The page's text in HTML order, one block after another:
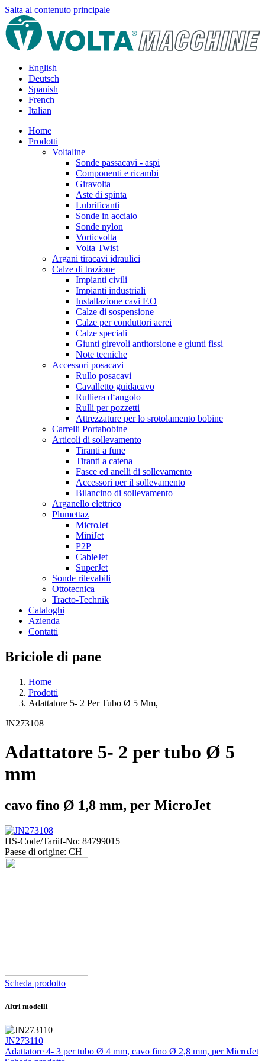
Salta al contenuto principale
English
Deutsch
Spanish
French
Italian
Home
Prodotti
Voltaline
Sonde passacavi - aspi
Componenti e ricambi
Giravolta
Aste di spinta
Lubrificanti
Sonde in acciaio
Sonde nylon
Vorticvolta
Volta Twist
Argani tiracavi idraulici
Calze di trazione
Impianti civili
Impianti industriali
Installazione cavi F.O
Calze di sospensione
Calze per conduttori aerei
Calze speciali
Giunti girevoli antitorsione e giunti fissi
Note tecniche
Accessori posacavi
Rullo posacavi
Cavalletto guidacavo
Rulliera d‘angolo
Rulli per pozzetti
Attrezzature per lo srotolamento bobine
Carrelli Portabobine
Articoli di sollevamento
Tiranti a fune
Tiranti a catena
Fasce ed anelli di sollevamento
Accessori per il sollevamento
Bilancino di sollevamento
Arganello elettrico
Plumettaz
MicroJet
MiniJet
P2P
CableJet
SuperJet
Sonde rilevabili
Ottotecnica
Tracto-Technik
Cataloghi
Azienda
Contatti
Briciole di pane
Home
Prodotti
Adattatore 5- 2 Per Tubo Ø 5 Mm,
JN273108
Adattatore 5- 2 per tubo Ø 5
mm
cavo fino Ø 1,8 mm, per MicroJet
HS-Code/Tariif-No: 84799015
Paese di origine: CH
Scheda prodotto
Altri modelli
JN273110
Adattatore 4- 3 per tubo Ø 4 mm, cavo fino Ø 2,8 mm, per MicroJet